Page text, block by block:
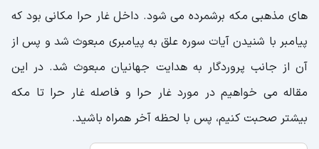
های مذهبی مکه برشمرده می شود. داخل غار حرا مکانی بود که
پیامبر با شنیدن آیات سوره علق به پیامبری مبعوث شد و پس از
آن از جانب پروردگار به هدایت جهانیان مبعوث شد. در این
مقاله می خواهیم در مورد غار حرا و فاصله غار حرا تا مکه
بیشتر صحبت کنیم، پس با لحظه آخر همراه باشید.